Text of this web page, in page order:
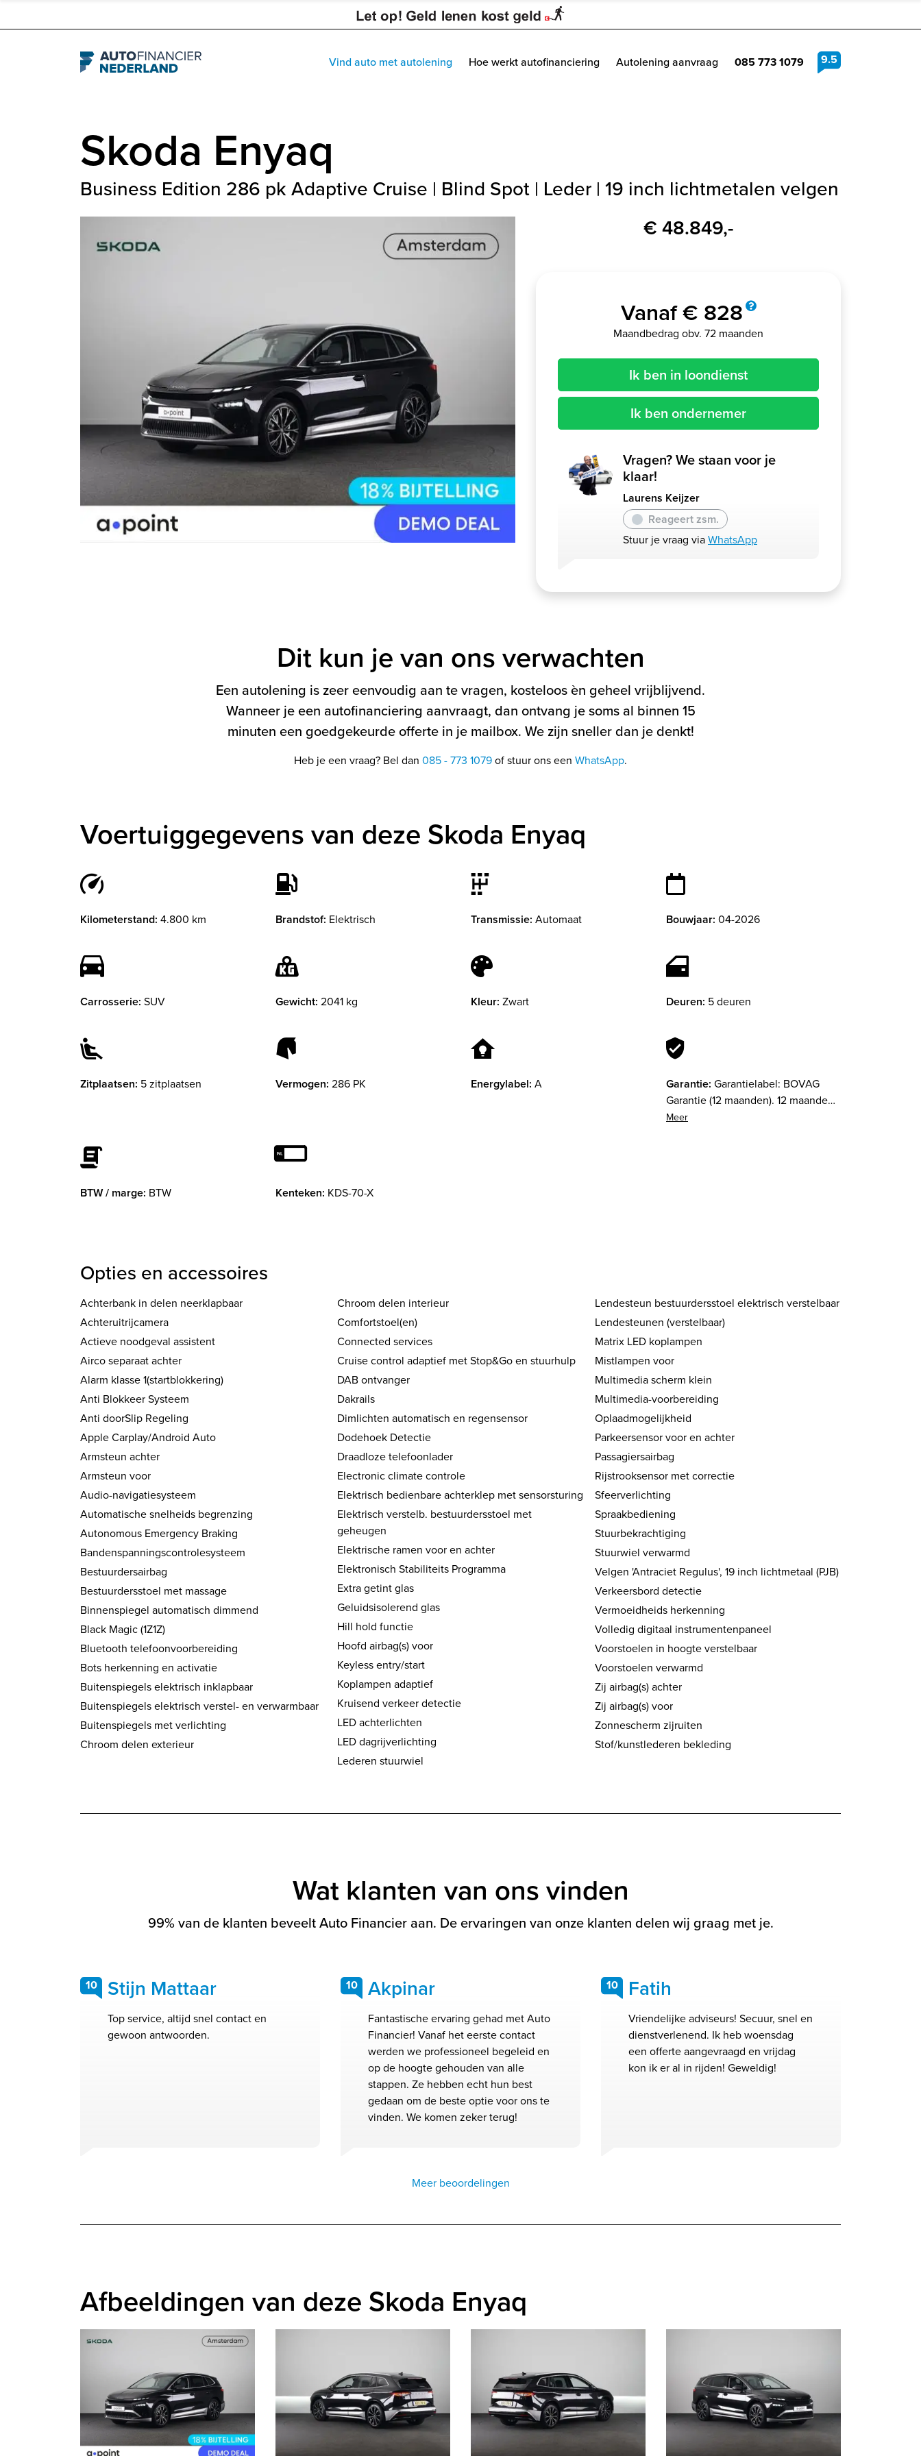
Navigation 9.5
Vind auto met autolening Hoe werkt autofinanciering Autolening aanvraag 085 773 1079
Skoda Enyaq
Business Edition 286 pk Adaptive Cruise | Blind Spot | Leder | 19 inch lichtmetalen velgen
€ 48.849,-
Vanaf € 828
Maandbedrag obv. 72 maanden
Ik ben in loondienst
Ik ben ondernemer
Vragen? We staan voor je
klaar!
Laurens Keijzer
Reageert zsm.
Stuur je vraag viaWhatsApp
Dit kun je van ons verwachten
Een autolening is zeer eenvoudig aan te vragen, kosteloos èn geheel vrijblijvend.
Wanneer je een autofinanciering aanvraagt, dan ontvang je soms al binnen 15
minuten een goedgekeurde offerte in je mailbox. We zijn sneller dan je denkt!
Heb je een vraag? Bel dan 085 - 773 1079of stuur ons een WhatsApp.
Voertuiggegevens van deze Skoda Enyaq
Kilometerstand: 4.800 km Brandstof: Elektrisch Transmissie: Automaat Bouwjaar: 04-2026
Carrosserie: SUV Gewicht: 2041 kg Kleur: Zwart Deuren: 5 deuren
Zitplaatsen: 5 zitplaatsen Vermogen: 286 PK Energylabel: A Garantie: Garantielabel: BOVAG
Garantie (12 maanden). 12 maanden
garantie
BTW / marge: BTW Kenteken: KDS-70-X
Opties en accessoires
Achterbank in delen neerklapbaar
Achteruitrijcamera
Actieve noodgeval assistent
Airco separaat achter
Alarm klasse 1(startblokkering)
Anti Blokkeer Systeem
Anti doorSlip Regeling
Apple Carplay/Android Auto
Armsteun achter
Armsteun voor
Audio-navigatiesysteem
Automatische snelheids begrenzing
Autonomous Emergency Braking
Bandenspanningscontrolesysteem
Bestuurdersairbag
Bestuurdersstoel met massage
Binnenspiegel automatisch dimmend
Black Magic (1Z1Z)
Bluetooth telefoonvoorbereiding
Bots herkenning en activatie
Buitenspiegels elektrisch inklapbaar
Buitenspiegels elektrisch verstel- en verwarmbaar
Buitenspiegels met verlichting
Chroom delen exterieur
Chroom delen interieur
Comfortstoel(en)
Connected services
Cruise control adaptief met Stop&Go en stuurhulp
DAB ontvanger
Dakrails
Dimlichten automatisch en regensensor
Dodehoek Detectie
Draadloze telefoonlader
Electronic climate controle
Elektrisch bedienbare achterklep met sensorsturing
Elektrisch verstelb. bestuurdersstoel met
geheugen
Elektrische ramen voor en achter
Elektronisch Stabiliteits Programma
Extra getint glas
Geluidsisolerend glas
Hill hold functie
Hoofd airbag(s) voor
Keyless entry/start
Koplampen adaptief
Kruisend verkeer detectie
LED achterlichten
LED dagrijverlichting
Lederen stuurwiel
Lendesteun bestuurdersstoel elektrisch verstelbaar
Lendesteunen (verstelbaar)
Matrix LED koplampen
Mistlampen voor
Multimedia scherm klein
Multimedia-voorbereiding
Oplaadmogelijkheid
Parkeersensor voor en achter
Passagiersairbag
Rijstrooksensor met correctie
Sfeerverlichting
Spraakbediening
Stuurbekrachtiging
Stuurwiel verwarmd
Velgen 'Antraciet Regulus', 19 inch lichtmetaal (PJB)
Verkeersbord detectie
Vermoeidheids herkenning
Volledig digitaal instrumentenpaneel
Voorstoelen in hoogte verstelbaar
Voorstoelen verwarmd
Zij airbag(s) achter
Zij airbag(s) voor
Zonnescherm zijruiten
Stof/kunstlederen bekleding
Wat klanten van ons vinden
99% van de klanten beveelt Auto Financier aan. De ervaringen van onze klanten delen wij graag met je.
10 Stijn Mattaar
Top service, altijd snel contact en
gewoon antwoorden.
10 Akpinar
Fantastische ervaring gehad met Auto
Financier! Vanaf het eerste contact
werden we professioneel begeleid en
op de hoogte gehouden van alle
stappen. Ze hebben echt hun best
gedaan om de beste optie voor ons te
vinden. We komen zeker terug!
10 Fatih
Vriendelijke adviseurs! Secuur, snel en
dienstverlenend. Ik heb woensdag
een offerte aangevraagd en vrijdag
kon ik er al in rijden! Geweldig!
Meer beoordelingen
Afbeeldingen van deze Skoda Enyaq